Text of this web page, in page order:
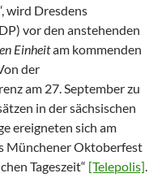
wird Dresdens
vor den anstehenden
Einheitam kommenden
der
am 27. September zu
in der sächsischen
ereigneten sich am
Münchener Oktoberfest
Tageszeit“ [Telepolis].